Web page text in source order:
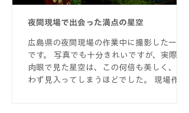
夜間現場で出会った満点の星空
広島県の夜間現場の作業中に撮影した一枚
です。 写真でも十分きれいですが、実際に
肉眼で見た星空は、この何倍も美しく、思
わず見入ってしまうほどでした。 現場作業